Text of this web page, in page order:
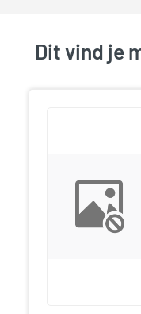
Dit vind je